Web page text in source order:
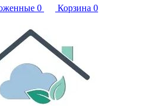
0 Корзина 0